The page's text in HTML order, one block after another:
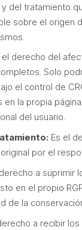
del tratamiento
sobre el origen
derecho del
Solo
el control de
en la propia
del usuario.
Es el
por el
a suprimir
en el propio
de la
a recibir